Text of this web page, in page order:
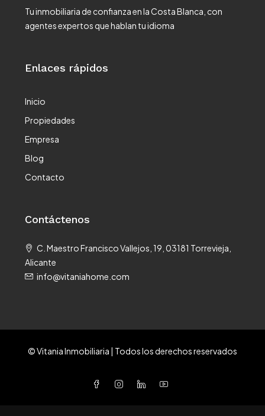
Tu inmobiliaria de confianza en la Costa Blanca, con
agentes expertos que hablan tu idioma
Enlaces rápidos
Inicio
Propiedades
Empresa
Blog
Contacto
Contáctenos
C. Maestro Francisco Vallejos, 19, 03181 Torrevieja,
Alicante
info@vitaniahome.com
© Vitania Inmobiliaria | Todos los derechos reservados